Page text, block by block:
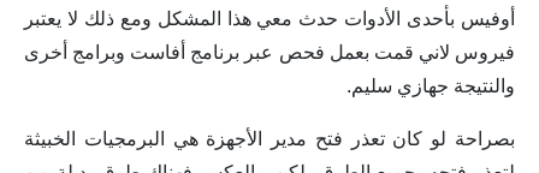
أوفيس بأحدى الأدوات حدث معي هذا المشكل ومع ذلك لا يعتبر
فيروس لاني قمت بعمل فحص عبر برنامج أفاست وبرامج أخرى
والنتيجة جهازي سليم.
بصراحة لو كان تعذر فتح مدير الأجهزة هي البرمجيات الخبيثة